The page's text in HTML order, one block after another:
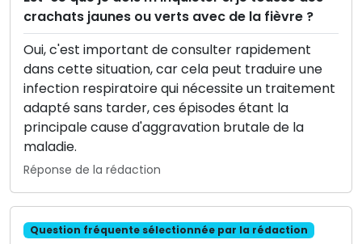
crachats jaunes ou verts avec de la fièvre ?
Oui, c'est important de consulter rapidement
dans cette situation, car cela peut traduire une
infection respiratoire qui nécessite un traitement
adapté sans tarder, ces épisodes étant la
principale cause d'aggravation brutale de la
maladie.
Réponse de la rédaction
Question fréquente sélectionnée par la rédaction